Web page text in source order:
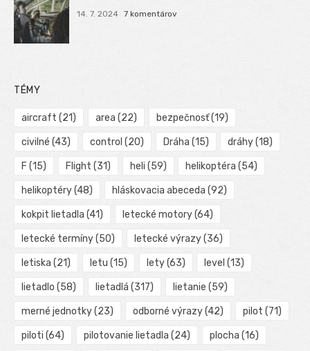
14. 7. 2024 7 komentárov
TÉMY
aircraft (21) area (22) bezpečnosť(19)
civilné (43) control (20) Dráha (15) dráhy(18)
F (15) Flight (31) heli (59) helikoptéra (54)
helikoptéry(48) hláskovacia abeceda (92)
kokpit lietadla (41) letecké motory(64)
letecké termíny(50) letecké výrazy(36)
letiska (21) letu (15) lety(63) level (13)
lietadlo (58) lietadlá (317) lietanie (59)
merné jednotky(23) odborné výrazy(42) pilot (71)
piloti (64) pilotovanie lietadla (24) plocha (16)